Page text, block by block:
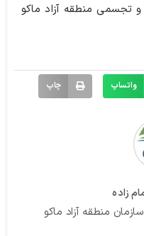
تجسمی منطقه آزاد ماکو
واتساپ چاپ
زاده
منطقه آزاد ماکو